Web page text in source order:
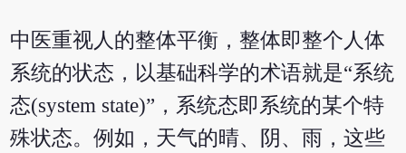
中医重视人的整体平衡，整体即整个人体
系统的状态，以基础科学的术语就是“系统
态(system state)”，系统态即系统的某个特
殊状态。例如，天气的晴、阴、雨，这些